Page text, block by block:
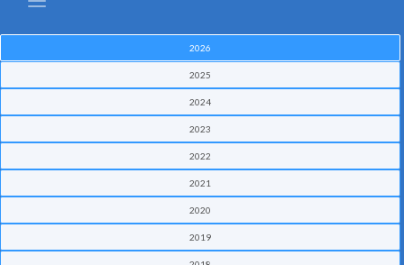
2026
2025
2024
2023
2022
2021
2020
2019